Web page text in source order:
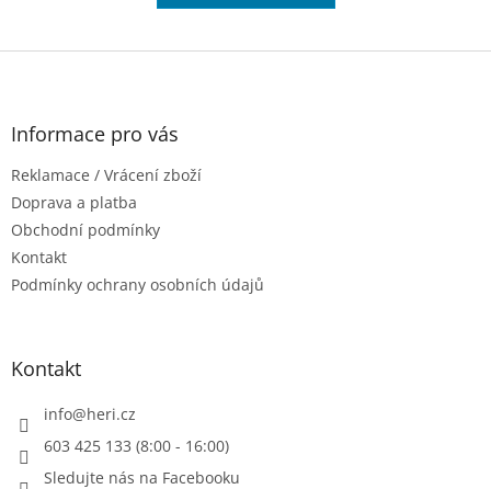
Z
Informace pro vás
Reklamace / Vrácení zboží
Doprava a platba
Obchodní podmínky
Kontakt
Podmínky ochrany osobních údajů
Kontakt
info@heri.cz
603 425 133 (8:00 - 16:00)
Sledujte nás na Facebooku